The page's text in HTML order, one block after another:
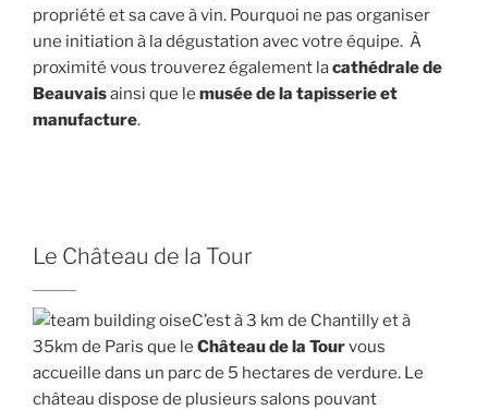
propriété et sa cave à vin. Pourquoi ne pas organiser
une initiation à la dégustation avec votre équipe. À
proximité vous trouverez également lacathédrale de
Beauvaisainsi que le musée de la tapisserie et
manufacture.
Le Château de la Tour
C’est à 3 km de Chantilly et à
35km de Paris que le Château de la Tourvous
accueille dans un parc de 5 hectares de verdure. Le
château dispose de plusieurs salons pouvant